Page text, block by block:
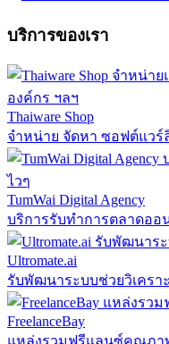
บริการของเรา
Thaiware Shop
จำหน่าย จัดหา ซอฟต์แว
TumWai Digital Agency
บริการรับทำการตลาดออ
Ultromate.ai
รับพัฒนาระบบช่วยวิเครา
FreelanceBay